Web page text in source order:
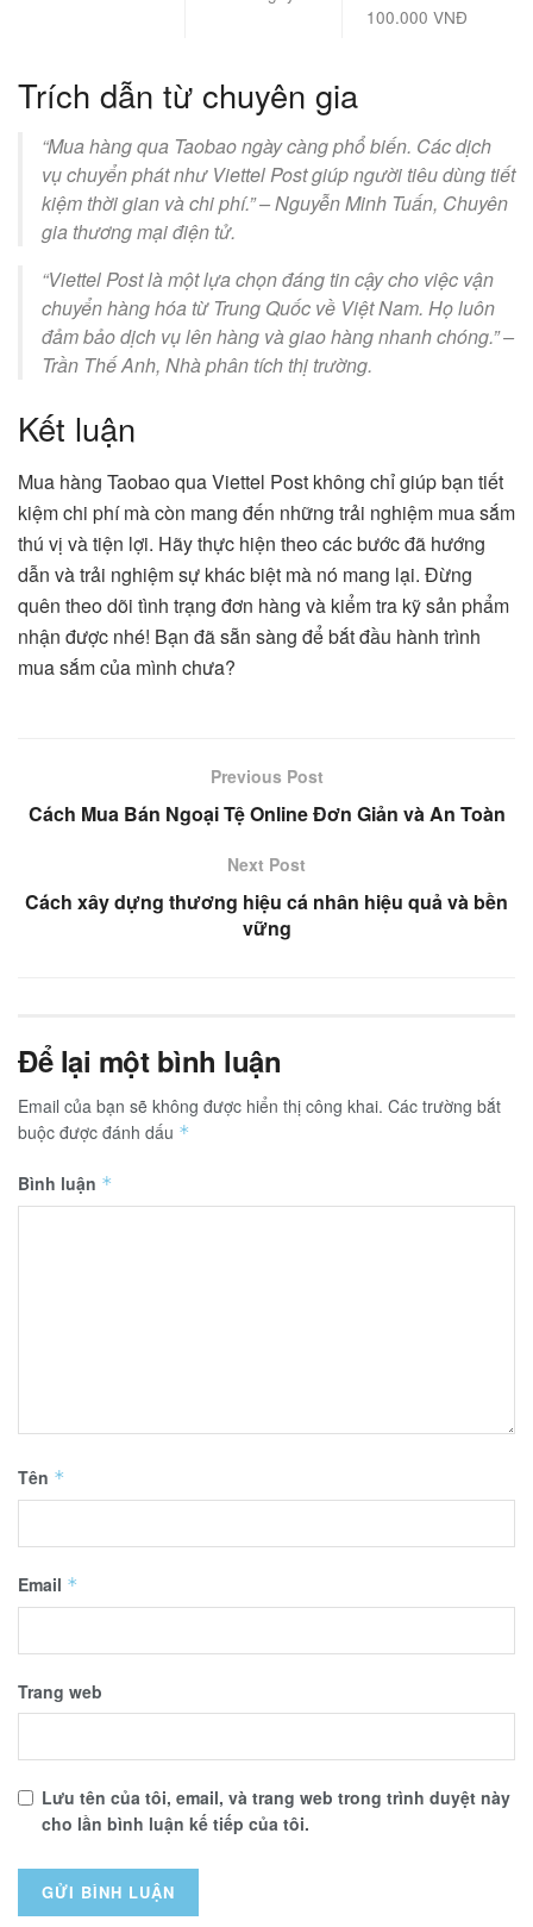
100.000 VNĐ
Trích dẫn từ chuyên gia
“Mua hàng qua Taobao ngày càng phổ biến. Các dịch
vụ chuyển phát như Viettel Post giúp người tiêu dùng tiết
kiệm thời gian và chi phí.” – Nguyễn Minh Tuấn, Chuyên
gia thương mại điện tử.
“Viettel Post là một lựa chọn đáng tin cậy cho việc vận
chuyển hàng hóa từ Trung Quốc về Việt Nam. Họ luôn
đảm bảo dịch vụ lên hàng và giao hàng nhanh chóng.” –
Trần Thế Anh, Nhà phân tích thị trường.
Kết luận
Mua hàng Taobao qua Viettel Post không chỉ giúp bạn tiết
kiệm chi phí mà còn mang đến những trải nghiệm mua sắm
thú vị và tiện lợi. Hãy thực hiện theo các bước đã hướng
dẫn và trải nghiệm sự khác biệt mà nó mang lại. Đừng
quên theo dõi tình trạng đơn hàng và kiểm tra kỹ sản phẩm
nhận được nhé! Bạn đã sẵn sàng để bắt đầu hành trình
mua sắm của mình chưa?
Previous Post
Cách Mua Bán Ngoại Tệ Online Đơn Giản và An Toàn
Next Post
Cách xây dựng thương hiệu cá nhân hiệu quả và bền
vững
Để lại một bình luận
Email của bạn sẽ không được hiển thị công khai. Các trường bắt
buộc được đánh dấu *
Bình luận *
Tên *
Email *
Trang web
Lưu tên của tôi, email, và trang web trong trình duyệt này
cho lần bình luận kế tiếp của tôi.